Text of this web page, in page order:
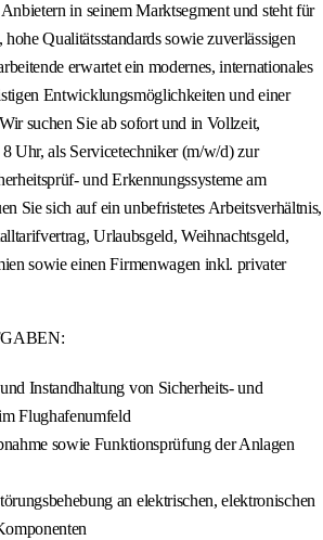
in seinem Marktsegment und steht für
Qualitätsstandards sowie zuverlässigen
erwartet ein modernes, internationales
Entwicklungsmöglichkeiten und einer
suchen Sie ab sofort und in Vollzeit,
Uhr, als Servicetechniker (m/w/d) zur
und Erkennungssysteme am
Sie sich auf ein unbefristetes Arbeitsverhältnis,
Urlaubsgeld, Weihnachtsgeld,
sowie einen Firmenwagen inkl. privater
Instandhaltung von Sicherheits- und
Flughafenumfeld
sowie Funktionsprüfung der Anlagen
an elektrischen, elektronischen